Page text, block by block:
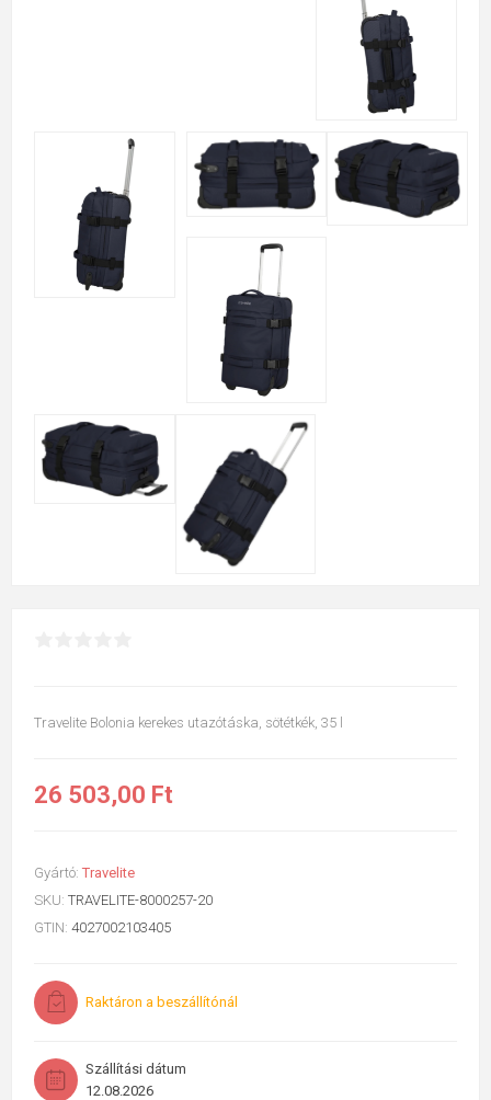
Travelite Bolonia kerekes utazótáska, sötétkék, 35 l
26 503,00 Ft
Gyártó: Travelite
SKU: TRAVELITE-8000257-20
GTIN: 4027002103405
Raktáron a beszállítónál
Szállítási dátum
12.08.2026